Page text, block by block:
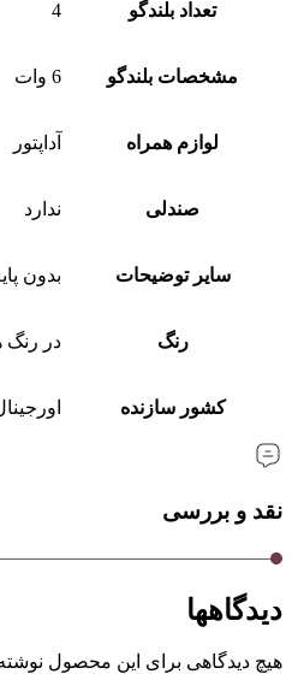
تعداد بلندگو 4
مشخصات بلندگو 6 وات
لوازم همراه آداپتور
صندلی ندارد
سایر توضیحات بدون
رنگ در
کشور سازنده
نقد و بررسی
دیدگاهها
هیچ دیدگاهی برای این محصول